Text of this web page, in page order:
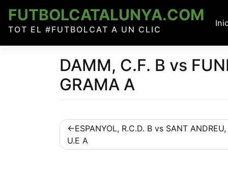
content
FUTBOLCATALUNYA.COM
TOT EL #FUTBOLCAT A UN CLIC
DAMM, C.F. B vs
GRAMA A
Navegació
d'entrades
ESPANYOL, R.C.D. B vs SANT ANDREU,
U.E A